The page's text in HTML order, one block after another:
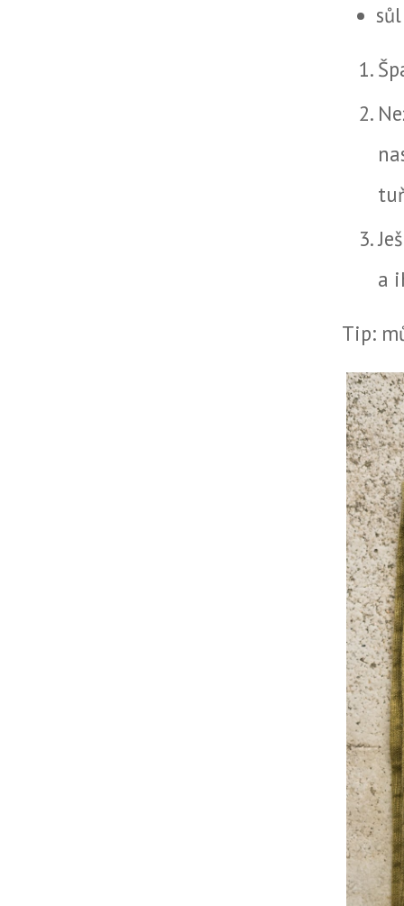
a
Tip: